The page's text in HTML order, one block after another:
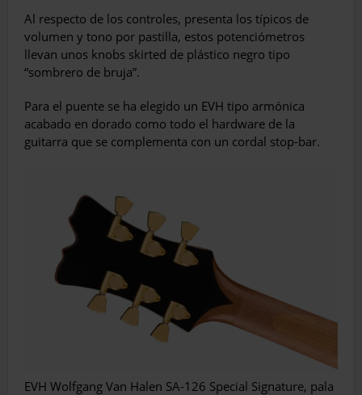
Al respecto de los controles, presenta los típicos de
volumen y tono por pastilla, estos potenciómetros
llevan unos knobs skirted de plástico negro tipo
“sombrero de bruja”.
Para el puente se ha elegido un EVH tipo armónica
acabado en dorado como todo el hardware de la
guitarra que se complementa con un cordal stop-bar.
EVH Wolfgang Van Halen SA-126 Special Signature, pala